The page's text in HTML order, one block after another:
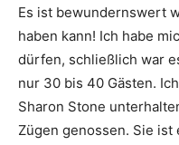
Es ist bewundernswert
haben kann! Ich habe
dürfen, schließlich war
nur 30 bis 40 Gästen.
Sharon Stone
Zügen genossen. Sie